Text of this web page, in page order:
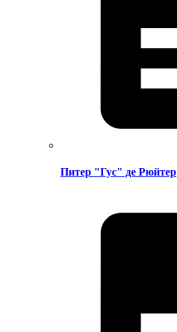
Питер "Гус" де Рюйтер